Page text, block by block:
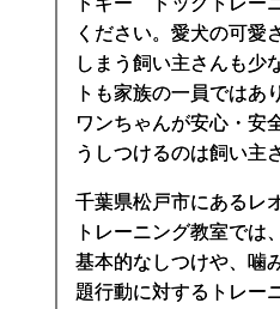
ください。愛犬の可愛
しまう飼い主さんも少
トも家族の一員ではあ
ワンちゃんが安心・安
うしつけるのは飼い主
千葉県松戸市にある
トレーニング教室では
基本的なしつけや、噛
題行動に対するトレー